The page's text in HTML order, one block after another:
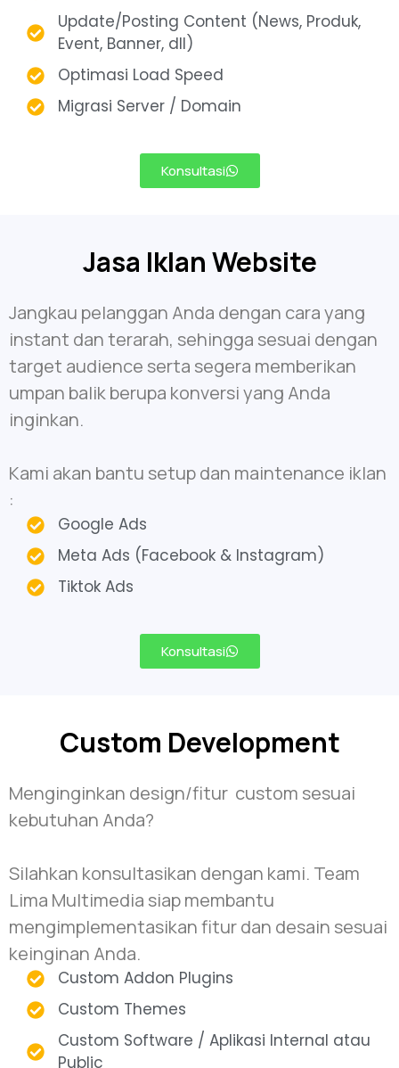
Update/Posting Content (News, Produk,
Event, Banner, dll)
Optimasi Load Speed
Migrasi Server / Domain
Konsultasi
Jasa Iklan Website
Jangkau pelanggan Anda dengan cara yang
instant dan terarah, sehingga sesuai dengan
target audience serta segera memberikan
umpan balik berupa konversi yang Anda
inginkan.
Kami akan bantu setup dan maintenance iklan
:
Google Ads
Meta Ads (Facebook & Instagram)
Tiktok Ads
Konsultasi
Custom Development
Menginginkan design/fitur custom sesuai
kebutuhan Anda?
Silahkan konsultasikan dengan kami. Team
Lima Multimedia siap membantu
mengimplementasikan fitur dan desain sesuai
keinginan Anda.
Custom Addon Plugins
Custom Themes
Custom Software / Aplikasi Internal atau
Public